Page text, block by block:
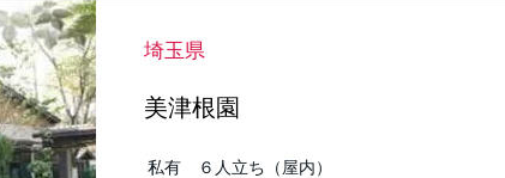
埼玉県
美津根園
私有 ６人立ち（屋内）